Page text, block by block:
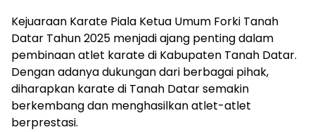
Kejuaraan Karate Piala Ketua Umum Forki Tanah
Datar Tahun 2025 menjadi ajang penting dalam
pembinaan atlet karate di Kabupaten Tanah Datar.
Dengan adanya dukungan dari berbagai pihak,
diharapkan karate di Tanah Datar semakin
berkembang dan menghasilkan atlet-atlet
berprestasi.